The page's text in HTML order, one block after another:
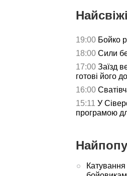
19:00 Бойко
18:00 Сили
17:00 Заїзд
готові його
16:00
15:11 У
програмою